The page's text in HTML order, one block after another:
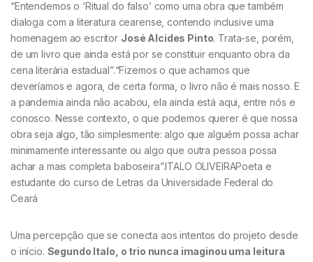
“Entendemos o ‘Ritual do falso’ como uma obra que também
dialoga com a literatura cearense, contendo inclusive uma
homenagem ao escritor José Alcides Pinto. Trata-se, porém,
de um livro que ainda está por se constituir enquanto obra da
cena literária estadual”.“Fizemos o que achamos que
deveríamos e agora, de certa forma, o livro não é mais nosso. E
a pandemia ainda não acabou, ela ainda está aqui, entre nós e
conosco. Nesse contexto, o que podemos querer é que nossa
obra seja algo, tão simplesmente: algo que alguém possa achar
minimamente interessante ou algo que outra pessoa possa
achar a mais completa baboseira”.ITALO OLIVEIRAPoeta e
estudante do curso de Letras da Universidade Federal do
Ceará
Uma percepção que se conecta aos intentos do projeto desde
o início. Segundo Italo, o trio nunca imaginou uma leitura